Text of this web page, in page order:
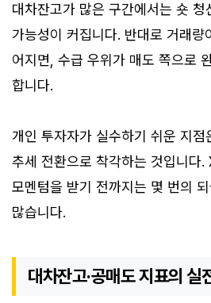
대차잔고가 많은 구간에서는 숏 청
가능성이 커집니다. 반대로 거래량
어지면, 수급 우위가 매도 쪽으로
합니다.
개인 투자자가 실수하기 쉬운 지
추세 전환으로 착각하는 것입니다.
모멘텀을 받기 전까지는 몇 번의
많습니다.
대차잔고·공매도 지표의 실